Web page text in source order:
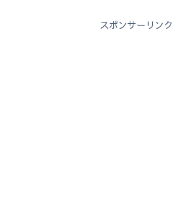
スポンサーリンク